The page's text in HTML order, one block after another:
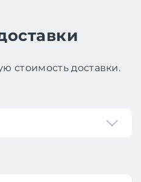
стоимость доставки.